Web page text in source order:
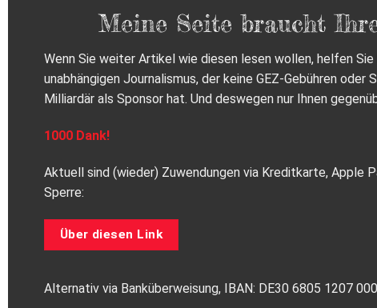
Meine Seite braucht
Wenn Sie weiter Artikel wie diesen lesen wollen, helfen
unabhängigen Journalismus, der keine GEZ-Gebühren
Milliardär als Sponsor hat. Und deswegen nur Ihnen
1000 Dank!
Aktuell sind (wieder) Zuwendungen via Kreditkarte, Apple
Sperre:
Über diesen Link
Alternativ via Banküberweisung, IBAN: DE30 6805 1207